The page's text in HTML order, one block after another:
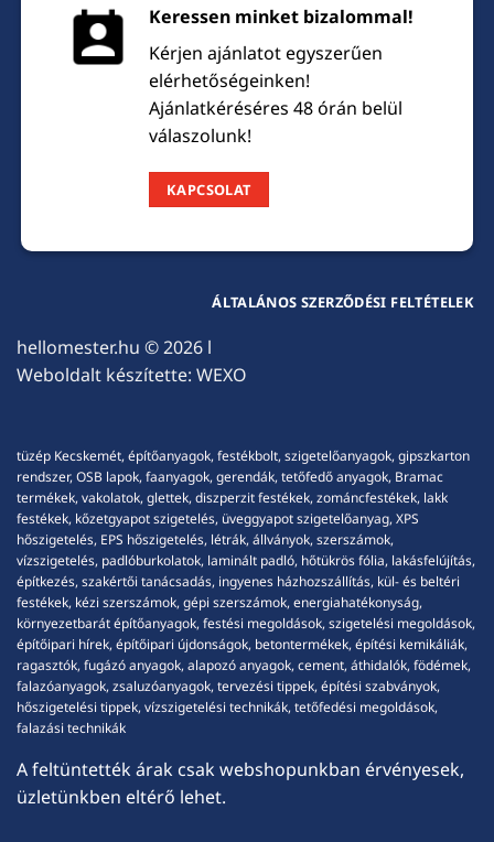
Keressen minket bizalommal!
Kérjen ajánlatot egyszerűen
elérhetőségeinken!
Ajánlatkéréséres 48 órán belül
válaszolunk!
KAPCSOLAT
hellomester.hu © 2026 l
Weboldalt készítette: WEXO
ÁLTALÁNOS SZERZŐDÉSI FELTÉTELEK
tüzép Kecskemét, építőanyagok, festékbolt, szigetelőanyagok, gipszkarton
rendszer, OSB lapok, faanyagok, gerendák, tetőfedő anyagok, Bramac
termékek, vakolatok, glettek, diszperzit festékek, zománcfestékek, lakk
festékek, kőzetgyapot szigetelés, üveggyapot szigetelőanyag, XPS
hőszigetelés, EPS hőszigetelés, létrák, állványok, szerszámok,
vízszigetelés, padlóburkolatok, laminált padló, hőtükrös fólia, lakásfelújítás,
építkezés, szakértői tanácsadás, ingyenes házhozszállítás, kül- és beltéri
festékek, kézi szerszámok, gépi szerszámok, energiahatékonyság,
környezetbarát építőanyagok, festési megoldások, szigetelési megoldások,
építőipari hírek, építőipari újdonságok, betontermékek, építési kemikáliák,
ragasztók, fugázó anyagok, alapozó anyagok, cement, áthidalók, födémek,
falazóanyagok, zsaluzóanyagok, tervezési tippek, építési szabványok,
hőszigetelési tippek, vízszigetelési technikák, tetőfedési megoldások,
falazási technikák
A feltüntették árak csak webshopunkban érvényesek,
üzletünkben eltérő lehet.